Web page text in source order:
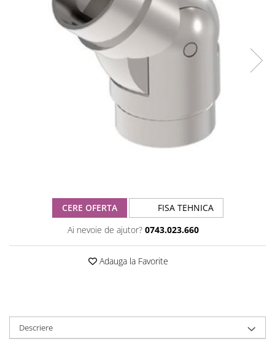
CERE OFERTA
FISA TEHNICA
Ai nevoie de ajutor? 0743.023.660
Adauga la Favorite
Descriere